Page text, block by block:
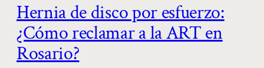
Hernia de disco por esfuerzo:
¿Cómo reclamar a la ART en
Rosario?